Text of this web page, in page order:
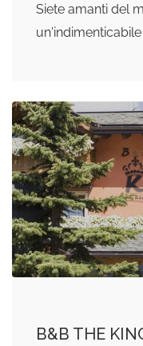
Siete amanti del
B&B THE